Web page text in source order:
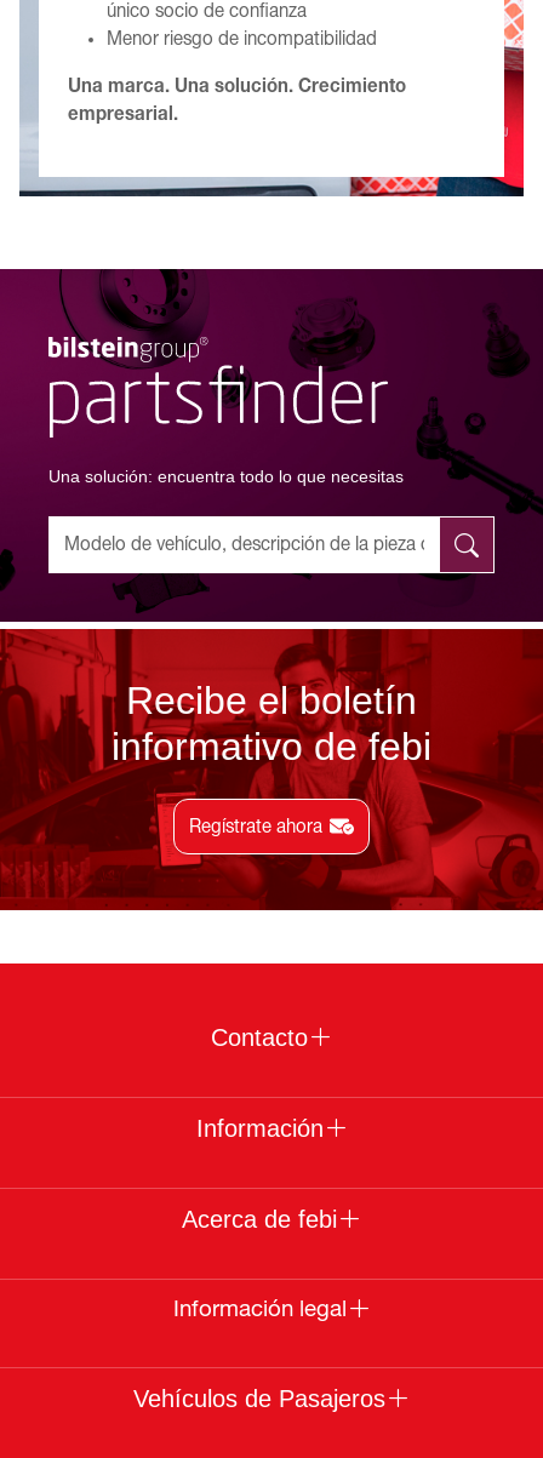
único socio de confianza
Menor riesgo de incompatibilidad
Una marca. Una solución. Crecimiento
empresarial.
Una solución: encuentra todo lo que necesitas
Recibe el boletín
informativo de febi
Regístrate ahora
Contacto
Información
Acerca de febi
Información legal
Vehículos de Pasajeros